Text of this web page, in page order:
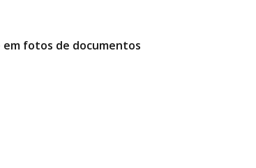
fotos de documentos